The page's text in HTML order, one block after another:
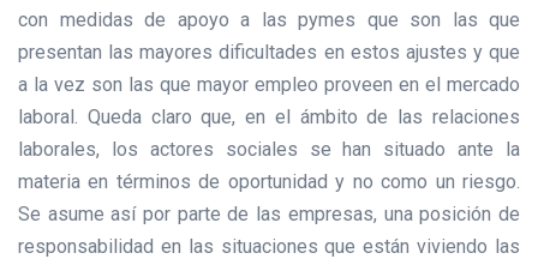
con medidas de apoyo a las pymes que son las que
presentan las mayores dificultades en estos ajustes y que
a la vez son las que mayor empleo proveen en el mercado
laboral. Queda claro que, en el ámbito de las relaciones
laborales, los actores sociales se han situado ante la
materia en términos de oportunidad y no como un riesgo.
Se asume así por parte de las empresas, una posición de
responsabilidad en las situaciones que están viviendo las